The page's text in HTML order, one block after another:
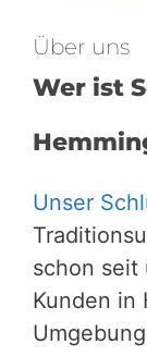
Über uns
Wer ist
Unser
schon seit
Kunden in